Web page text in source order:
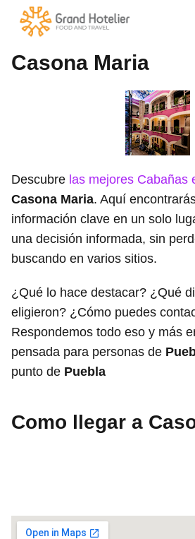
Casona Maria
Descubre las mejores Cabañas
Casona Maria. Aquí
información clave en un solo
una decisión informada, sin
buscando en varios sitios.
¿Qué lo hace destacar? ¿Qué
eligieron? ¿Cómo puedes
Respondemos todo eso y más
pensada para personas de
punto de Puebla
Como llegar a